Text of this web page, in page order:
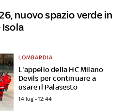
nuovo spazio verde in
L'appello della HC Milano
Devils per continuare a
usare il Palasesto
LOMBARDIA
14 lug - 12:44